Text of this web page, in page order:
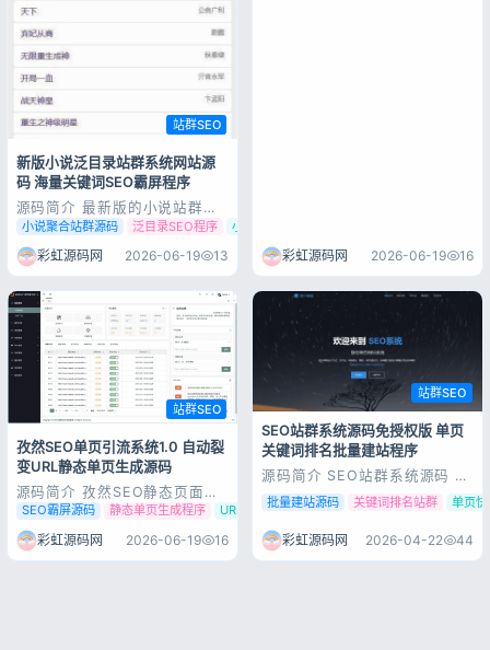
站群SEO
新版小说泛目录站群系统网站源
码 海量关键词SEO霸屏程序
源码简介 最新版的小说站群程
序,php小说泛站群系统程序,小
说泛目录站群源码,新版小说泛
站群系统源码,小说站群源码,小
说泛目录站群源码PHP语言操作
不懂的可以去百度，海量关键词
霸屏！支持ascii干扰码，轻松
过算...
小说聚合站群源码 泛目录SEO程序 小说关键词霸屏
彩虹源码网 2026-06-19 13 彩虹源码网 2026-06-19 16
站群SEO
孜然SEO单页引流系统1.0 自动裂
变URL静态单页生成源码
源码简介 孜然SEO静态页面生
成系统，1秒生成上万个不同的
静态单页系统，支持URL裂变采
集，采集的内容不会重复，因为
程序系统自带AI重写算法，AI扩
SEO霸屏源码 静态单页生成程序 URL自动裂变工具
彩虹源码网 2026-06-19 16
站群SEO
SEO站群系统源码免授权版 单页
关键词排名批量建站程序
源码简介 SEO站群系统源码 免
授权版 单页关键词排名网站源
码 1.PHP版本必须是：7.2或
3.Mysql版本最低要求：5.64.
初始后台目录：admin5.系统安
批量建站源码 关键词排名站群 单页
彩虹源码网 2026-04-22 44